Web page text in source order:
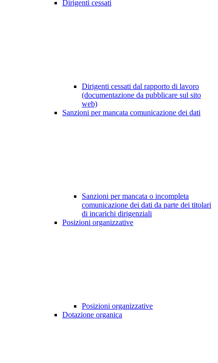
Dirigenti cessati
Dirigenti cessati dal rapporto di lavoro
(documentazione da pubblicare sul sito
web)
Sanzioni per mancata comunicazione dei dati
Sanzioni per mancata o incompleta
comunicazione dei dati da parte dei titolari
di incarichi dirigenziali
Posizioni organizzative
Posizioni organizzative
Dotazione organica